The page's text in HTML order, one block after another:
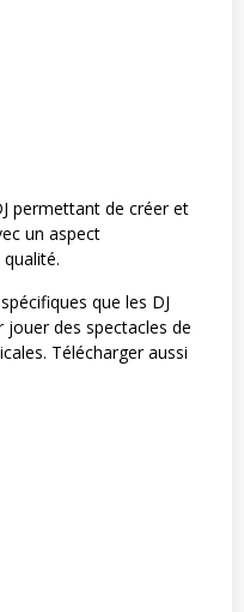
permettant de créer et
un aspect
que les DJ
des spectacles de
Télécharger aussi